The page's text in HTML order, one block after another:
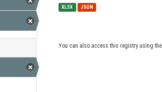
XLSX JSON
You can also access this registry using the